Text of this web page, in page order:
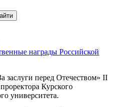
награды Российской
заслуги перед Отечеством» II
Курского
университета.